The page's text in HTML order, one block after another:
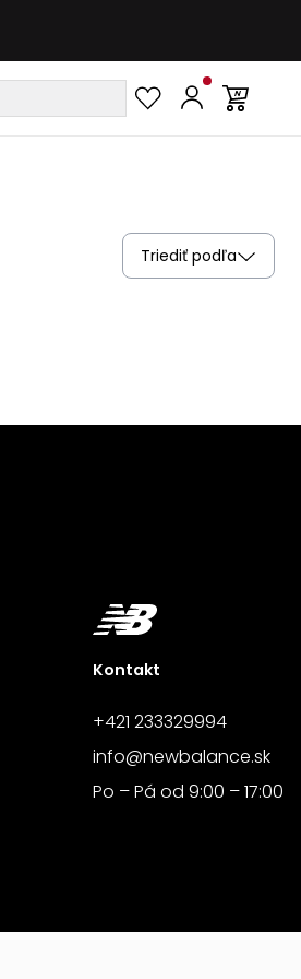
Triediť podľa
Kontakt
+421 233329994
info@newbalance.sk
Po – Pá od 9:00 – 17:00